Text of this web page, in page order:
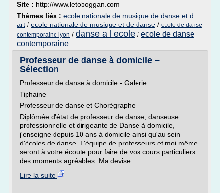
Site : http://www.letoboggan.com
Thèmes liés : ecole nationale de musique de danse et d
art / ecole nationale de musique et de danse / ecole de danse
contemporaine lyon / danse a l ecole / ecole de danse
contemporaine
Professeur de danse à domicile –
Sélection
Professeur de danse à domicile - Galerie
Tiphaine
Professeur de danse et Chorégraphe
Diplômée d'état de professeur de danse, danseuse
professionnelle et dirigeante de Danse à domicile,
j'enseigne depuis 10 ans à domicile ainsi qu'au sein
d'écoles de danse. L'équipe de professeurs et moi même
seront à votre écoute pour faire de vos cours particuliers
des moments agréables. Ma devise...
Lire la suite